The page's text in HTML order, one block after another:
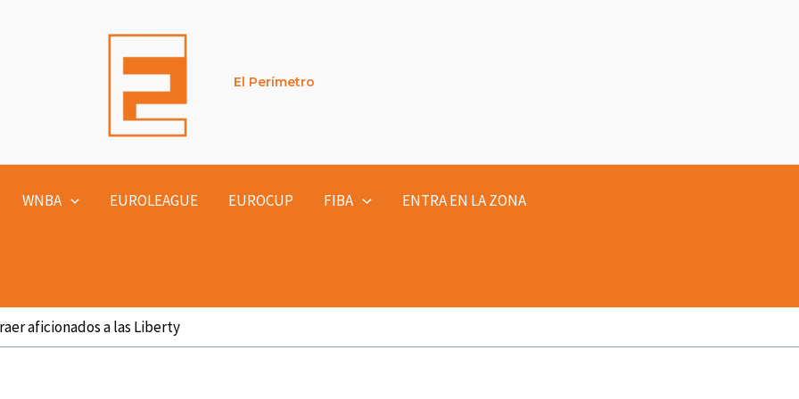
El Perímetro
WNBA EUROLEAGUE EUROCUP FIBA ENTRA EN LA ZONA
aficionados a las Liberty